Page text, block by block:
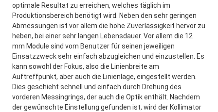
optimale Resultat zu erreichen, welches täglich im
Produktionsbereich benötigt wird. Neben den sehr geringen
Abmessungen ist vor allem die hohe Zuverlässigkeit hervor zu
heben, bei einer sehr langen Lebensdauer. Vor allem die 12
mm Module sind vom Benutzer für seinen jeweiligen
Einsatzzweck sehr einfach abzugleichen und einzustellen. Es
kann sowohl der Fokus, also die Linienbreite am
Auftreffpunkt, aber auch die Linienlage, eingestellt werden.
Dies geschieht schnell und einfach durch Drehung des
vorderen Messingrings, der auch die Optik enthält. Nachdem
der gewünschte Einstellung gefunden ist, wird der Kollimator